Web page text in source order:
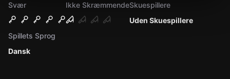
Svær
Ikke Skræmmende
Uden Skuespillere
Skuespillere
Dansk
Spillets Sprog